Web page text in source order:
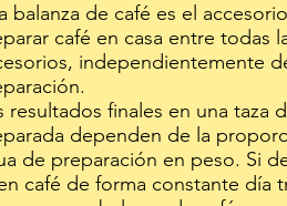
balanza de café es el
café en casa entre todas
independientemente
resultados finales en una taza
dependen de la
de preparación en peso. Si
café de forma constante día